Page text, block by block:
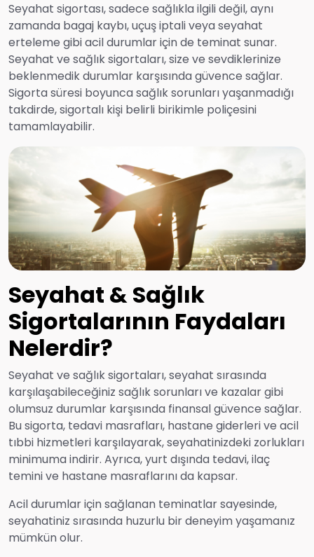
Seyahat ve Sağlık Sigortaları
Havacılık Risk Sigortaları
Nakliyat Sigortaları
Sorumluluk Sigortaları
Oto ve Oto Dışı Kaza Sigortaları
Seyahat sigortası, sadece sağlıkla ilgili değil, aynı
zamanda bagaj kaybı, uçuş iptali veya seyahat
erteleme gibi acil durumlar için de teminat sunar.
Seyahat ve sağlık sigortaları, size ve sevdiklerinize
beklenmedik durumlar karşısında güvence sağlar.
Sigorta süresi boyunca sağlık sorunları yaşanmadığı
takdirde, sigortalı kişi belirli birikimle poliçesini
tamamlayabilir.
Seyahat & Sağlık
Sigortalarının Faydaları
Nelerdir?
Seyahat ve sağlık sigortaları, seyahat sırasında
karşılaşabileceğiniz sağlık sorunları ve kazalar gibi
olumsuz durumlar karşısında finansal güvence sağlar.
Bu sigorta, tedavi masrafları, hastane giderleri ve acil
tıbbi hizmetleri karşılayarak, seyahatinizdeki zorlukları
minimuma indirir. Ayrıca, yurt dışında tedavi, ilaç
temini ve hastane masraflarını da kapsar.
Acil durumlar için sağlanan teminatlar sayesinde,
seyahatiniz sırasında huzurlu bir deneyim yaşamanız
mümkün olur.